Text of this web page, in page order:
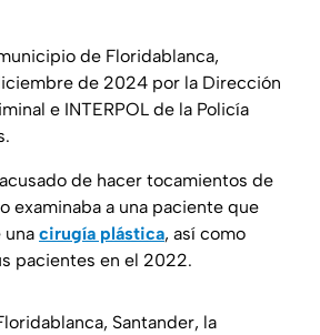
de Floridablanca,
de 2024 por la Dirección
e INTERPOL de la Policía
de hacer tocamientos de
examinaba a una paciente que
una cirugía plástica, así como
pacientes en el 2022.
Santander, la